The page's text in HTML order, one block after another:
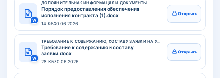
W
ДОПОЛНИТЕЛЬНАЯ ИНФОРМАЦИЯ И ДОКУМЕНТЫ
Порядок предоставления обеспечения
исполнения контракта (1).docx
14 КБ30.06.2026
Открыть
W
ТРЕБОВАНИЕ К СОДЕРЖАНИЮ, СОСТАВУ ЗАЯВКИ НА УЧАСТИЕ В ЗАКУПКЕ
Требование к содержанию и составу
заявки.docx
28 КБ30.06.2026
Открыть